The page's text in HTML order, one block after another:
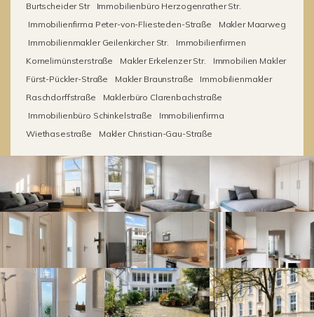
Burtscheider Str
Immobilienbüro Herzogenrather Str.
Immobilienfirma Peter-von-Fliesteden-Straße
Makler Maarweg
Immobilienmakler Geilenkircher Str.
Immobilienfirmen
Kornelimünsterstraße
Makler Erkelenzer Str.
Immobilien Makler
Fürst-Pückler-Straße
Makler Braunstraße
Immobilienmakler
Raschdorffstraße
Maklerbüro Clarenbachstraße
Immobilienbüro Schinkelstraße
Immobilienfirma
Wiethasestraße
Makler Christian-Gau-Straße